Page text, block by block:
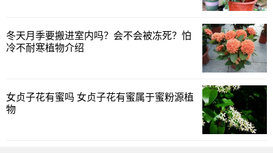
冬天月季要搬进室内吗？会不会被冻死？怕
冷不耐寒植物介绍
女贞子花有蜜吗 女贞子花有蜜属于蜜粉源植
物